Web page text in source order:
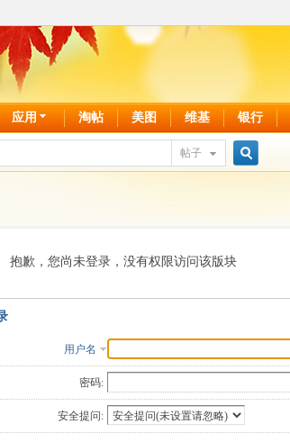
应用 淘帖 美图 维基 银行
帖子
索
抱歉，您尚未登录，没有权限访问该版块
用户名
密码:
安全提问: